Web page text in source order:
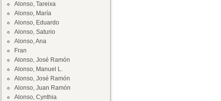
Alonso, Tareixa
Alonso, María
Alonso, Eduardo
Alonso, Saturio
Alonso, Ana
Fran
Alonso, José Ramón
Alonso, Manuel L.
Alonso, José Ramón
Alonso, Juan Ramón
Alonso, Cynthia